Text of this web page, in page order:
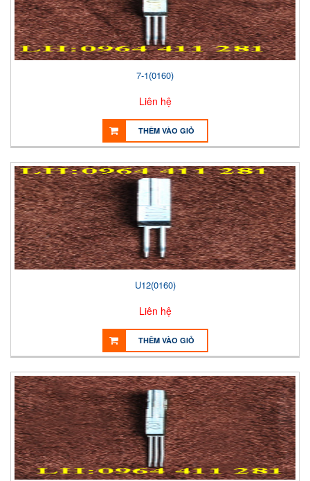
7-1(0160)
Liên hệ
THÊM VÀO GIỎ
U12(0160)
Liên hệ
THÊM VÀO GIỎ